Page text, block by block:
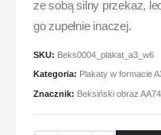
ze sobą silny przekaz,
go zupełnie inaczej.
SKU: Beks0004_plakat_a3_w6
Kategoria: Plakaty w formacie
Znacznik: Beksiński obraz AA74